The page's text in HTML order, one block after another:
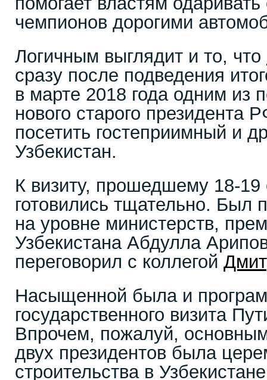
чемпионов дорогими
Логичным выглядит и то, что
сразу после подведения
в марте 2018 года одним из
нового старого президента
посетить гостеприимный и
Узбекистан.
К визиту, прошедшему 18-19
готовились тщательно. Был
на уровне министерств,
Узбекистана Абдулла
переговорил с коллегой
Насыщенной была и
государственного визита
Впрочем, пожалуй,
двух президентов была
строительства в